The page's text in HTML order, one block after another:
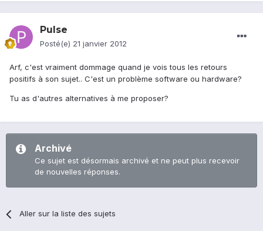
Pulse
Posté(e) 21 janvier 2012
Arf, c'est vraiment dommage quand je vois tous les retours
positifs à son sujet.. C'est un problème software ou hardware?
Tu as d'autres alternatives à me proposer?
Archivé
Ce sujet est désormais archivé et ne peut plus recevoir
de nouvelles réponses.
Aller sur la liste des sujets